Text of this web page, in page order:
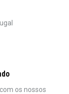
os nossos